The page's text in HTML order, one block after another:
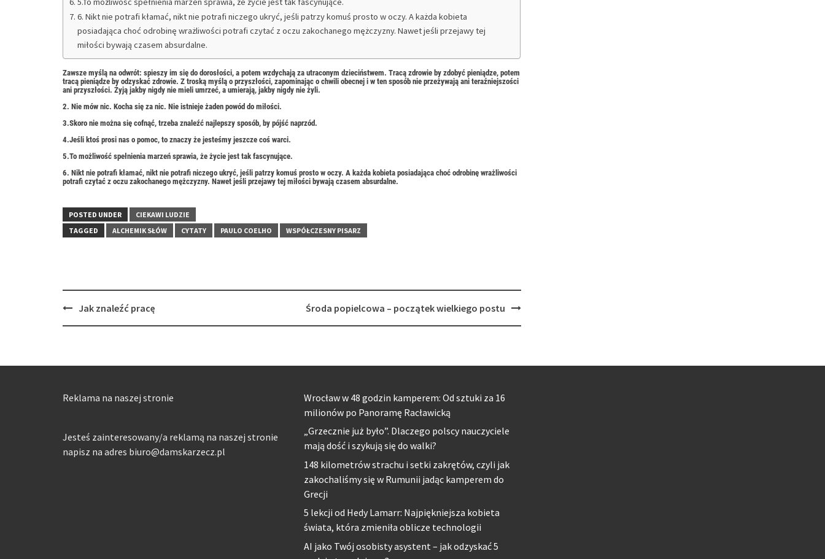
6. Nikt nie potrafi kłamać, nikt nie potrafi niczego ukryć, jeśli patrzy komuś prosto w oczy. A każda kobieta
posiadająca choć odrobinę wrażliwości potrafi czytać z oczu zakochanego mężczyzny. Nawet jeśli przejawy tej
miłości bywają czasem absurdalne.
Zawsze myślą na odwrót: spieszy im się do dorosłości, a potem wzdychają za utraconym dzieciństwem. Tracą zdrowie by zdobyć pieniądze, potem
tracą pieniądze by odzyskać zdrowie. Z troską myślą o przyszłości, zapominając o chwili obecnej i w ten sposób nie przeżywają ani teraźniejszości
ani przyszłości. Żyją jakby nigdy nie mieli umrzeć, a umierają, jakby nigdy nie żyli.
2. Nie mów nic. Kocha się za nic. Nie istnieje żaden powód do miłości.
3.Skoro nie można się cofnąć, trzeba znaleźć najlepszy sposób, by pójść naprzód.
4.Jeśli ktoś prosi nas o pomoc, to znaczy że jesteśmy jeszcze coś warci.
5.To możliwość spełnienia marzeń sprawia, że życie jest tak fascynujące.
6. Nikt nie potrafi kłamać, nikt nie potrafi niczego ukryć, jeśli patrzy komuś prosto w oczy. A każda kobieta posiadająca choć odrobinę wrażliwości
potrafi czytać z oczu zakochanego mężczyzny. Nawet jeśli przejawy tej miłości bywają czasem absurdalne.
POSTED UNDER
CIEKAWI LUDZIE
TAGGED
ALCHEMIK SŁÓW CYTATY PAULO COELHO WSPÓŁCZESNY PISARZ
PostJak znaleźć pracę Środa popielcowa – początek wielkiego postu
Reklama na naszej stronie
Jesteś zainteresowany/a reklamą na naszej stronie
napisz na adres biuro@damskarzecz.pl
Wrocław w 48 godzin kamperem: Od sztuki za 16
milionów po Panoramę Racławicką
„Grzecznie już było”. Dlaczego polscy nauczyciele
mają dość i szykują się do walki?
148 kilometrów strachu i setki zakrętów, czyli jak
zakochaliśmy się w Rumunii jadąc kamperem do
Grecji
5 lekcji od Hedy Lamarr: Najpiękniejsza kobieta
świata, która zmieniła oblicze technologii
AI jako Twój osobisty asystent – jak odzyskać 5